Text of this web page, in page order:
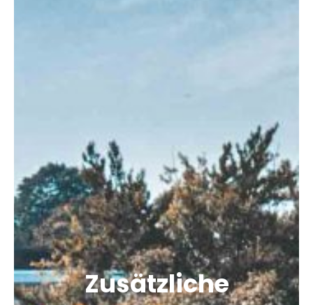
Zusätzliche